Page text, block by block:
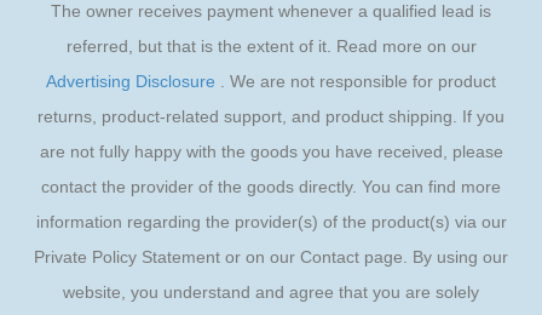
The owner receives payment whenever a qualified lead is
referred, but that is the extent of it. Read more on our
Advertising Disclosure . We are not responsible for product
returns, product-related support, and product shipping. If you
are not fully happy with the goods you have received, please
contact the provider of the goods directly. You can find more
information regarding the provider(s) of the product(s) via our
Private Policy Statement or on our Contact page. By using our
website, you understand and agree that you are solely